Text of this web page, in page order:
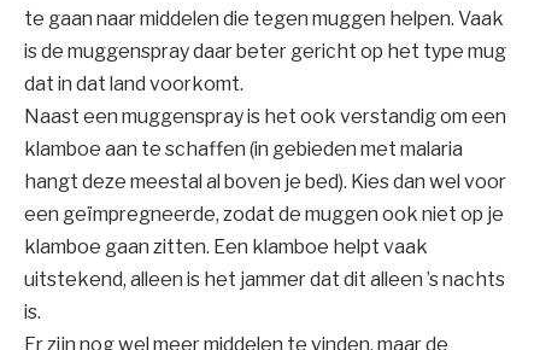
te gaan naar middelen die tegen muggen helpen. Vaak
is de muggenspray daar beter gericht op het type mug
dat in dat land voorkomt.
Naast een muggenspray is het ook verstandig om een
klamboe aan te schaffen (in gebieden met malaria
hangt deze meestal al boven je bed). Kies dan wel voor
een geïmpregneerde, zodat de muggen ook niet op je
klamboe gaan zitten. Een klamboe helpt vaak
uitstekend, alleen is het jammer dat dit alleen ’s nachts
is.
Er zijn nog wel meer middelen te vinden, maar de